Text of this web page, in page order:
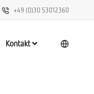
+49 (0)30 53012360
Kontakt